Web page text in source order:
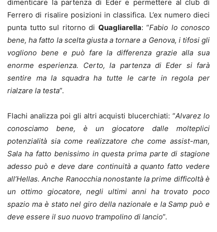
dimenticare la partenza di Eder e permettere al club di
Ferrero di risalire posizioni in classifica. L’ex numero dieci
punta tutto sul ritorno di Quagliarella: “Fabio lo conosco
bene, ha fatto la scelta giusta a tornare a Genova, i tifosi gli
vogliono bene e può fare la differenza grazie alla sua
enorme esperienza. Certo, la partenza di Eder si farà
sentire ma la squadra ha tutte le carte in regola per
rialzare la testa”.
Flachi analizza poi gli altri acquisti blucerchiati: “Alvarez lo
conosciamo bene, è un giocatore dalle molteplici
potenzialità sia come realizzatore che come assist-man,
Sala ha fatto benissimo in questa prima parte di stagione
adesso può e deve dare continuità a quanto fatto vedere
all’Hellas. Anche Ranocchia nonostante la prime difficoltà è
un ottimo giocatore, negli ultimi anni ha trovato poco
spazio ma è stato nel giro della nazionale e la Samp può e
deve essere il suo nuovo trampolino di lancio”.